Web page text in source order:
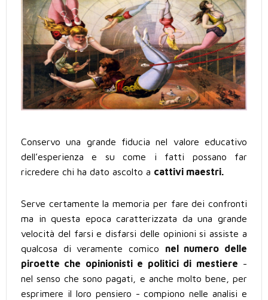
Conservo una grande fiducia nel valore educativo
dell’esperienza e su come i fatti possano far
ricredere chi ha dato ascolto a cattivi maestri.
Serve certamente la memoria per fare dei confronti
ma in questa epoca caratterizzata da una grande
velocità del farsi e disfarsi delle opinioni si assiste a
qualcosa di veramente comico nel numero delle
piroette che opinionisti e politici di mestiere -
nel senso che sono pagati, e anche molto bene, per
esprimere il loro pensiero - compiono nelle analisi e